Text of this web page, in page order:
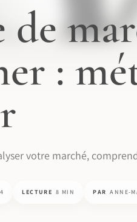
de
:
votre marché,
LECTURE 8 MIN PAR ANNE-